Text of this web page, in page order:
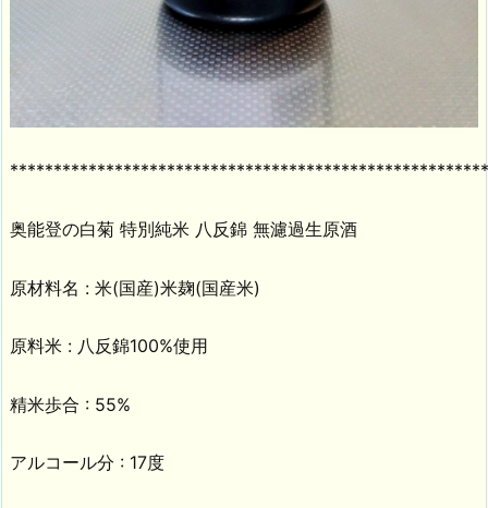
奥能登の白菊 特別純米 八反錦 無濾過生原酒
原材料名 : 米(国産)米麹(国産米)
原料米 : 八反錦100%使用
精米歩合 : 55%
アルコール分 : 17度